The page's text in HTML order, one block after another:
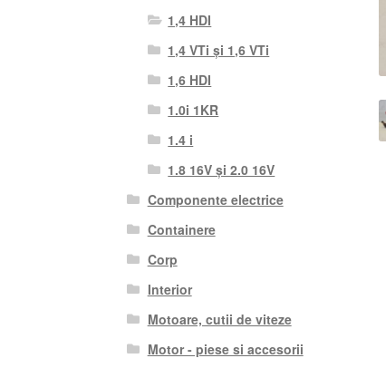
1,4 HDI
1,4 VTi și 1,6 VTi
1,6 HDI
1.0i 1KR
1.4 i
1.8 16V și 2.0 16V
Componente electrice
Containere
Corp
Interior
Motoare, cutii de viteze
Motor - piese si accesorii